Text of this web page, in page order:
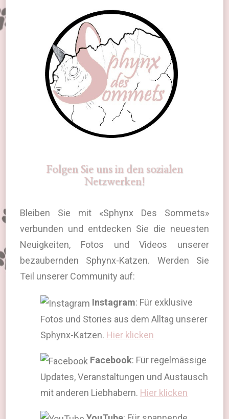
Folgen Sie uns in den sozialen
Netzwerken!
Bleiben Sie mit «Sphynx Des Sommets»
verbunden und entdecken Sie die neuesten
Neuigkeiten, Fotos und Videos unserer
bezaubernden Sphynx-Katzen. Werden Sie
Teil unserer Community auf:
Instagram: Für exklusive
Fotos und Stories aus dem Alltag unserer
Sphynx-Katzen. Hier klicken
Facebook: Für regelmässige
Updates, Veranstaltungen und Austausch
mit anderen Liebhabern. Hier klicken